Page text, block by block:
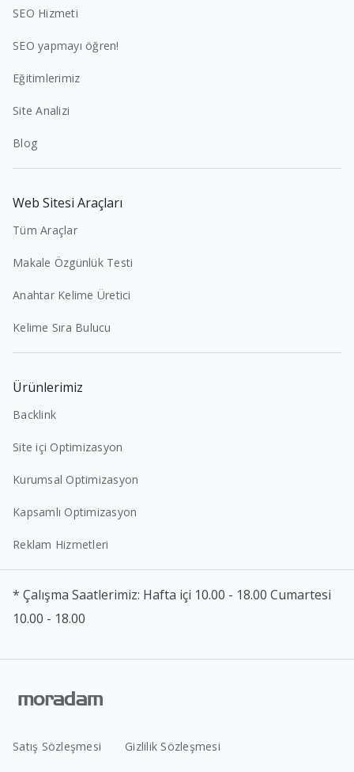
SEO Hizmeti
SEO yapmayı öğren!
Eğitimlerimiz
Site Analizi
Blog
Web Sitesi Araçları
Tüm Araçlar
Makale Özgünlük Testi
Anahtar Kelime Üretici
Kelime Sıra Bulucu
Ürünlerimiz
Backlink
Site içi Optimizasyon
Kurumsal Optimizasyon
Kapsamlı Optimizasyon
Reklam Hizmetleri
* Çalışma Saatlerimiz: Hafta içi 10.00 - 18.00 Cumartesi
10.00 - 18.00
Satış Sözleşmesi Gizlilik Sözleşmesi